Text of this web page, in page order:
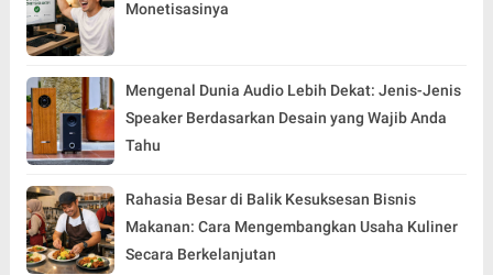
Monetisasinya
Mengenal Dunia Audio Lebih Dekat: Jenis-Jenis
Speaker Berdasarkan Desain yang Wajib Anda
Tahu
Rahasia Besar di Balik Kesuksesan Bisnis
Makanan: Cara Mengembangkan Usaha Kuliner
Secara Berkelanjutan